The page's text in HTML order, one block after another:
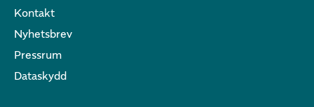
Kontakt
Nyhetsbrev
Pressrum
Dataskydd